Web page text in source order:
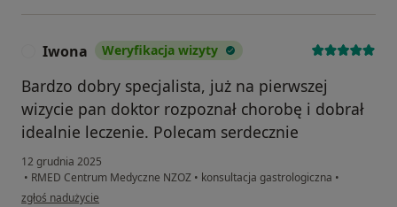
Iwona Weryfikacja wizyty
Bardzo dobry specjalista, już na pierwszej
wizycie pan doktor rozpoznał chorobę i dobrał
idealnie leczenie. Polecam serdecznie
12 grudnia 2025
• RMED Centrum Medyczne NZOZ • konsultacja gastrologiczna •
w opinii użytkownika Iwona
zgłoś nadużycie